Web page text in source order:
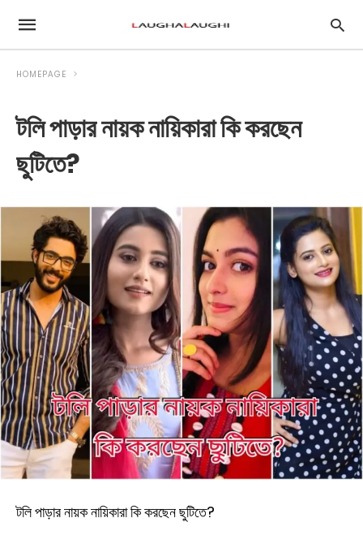
HOMEPAGE
টলি পাড়ার নায়ক নায়িকারা কি করছেন
ছুটিতে?
টলি পাড়ার নায়ক নায়িকারা কি করছেন ছুটিতে?